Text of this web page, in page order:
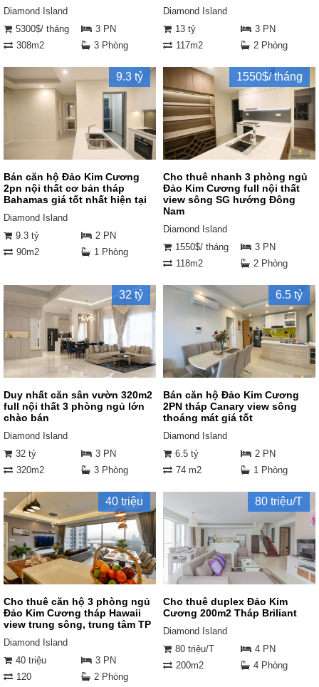
Diamond Island
5300$/ tháng
3 PN
308m2
3 Phòng
Diamond Island
13 tỷ
3 PN
117m2
2 Phòng
9.3 tỷ
Bán căn hộ Đảo Kim Cương
2pn nội thất cơ bản tháp
Bahamas giá tốt nhất hiện tại
Diamond Island
9.3 tỷ
2 PN
90m2
1 Phòng
1550$/ tháng
Cho thuê nhanh 3 phòng ngủ
Đảo Kim Cương full nội thất
view sông SG hướng Đông
Nam
Diamond Island
1550$/ tháng
3 PN
118m2
2 Phòng
32 tỷ
Duy nhất căn sân vườn 320m2
full nội thất 3 phòng ngủ lớn
chào bán
Diamond Island
32 tỷ
3 PN
320m2
3 Phòng
6.5 tỷ
Bán căn hộ Đảo Kim Cương
2PN tháp Canary view sông
thoáng mát giá tốt
Diamond Island
6.5 tỷ
2 PN
74 m2
1 Phòng
40 triệu
Cho thuê căn hộ 3 phòng ngủ
Đảo Kim Cương tháp Hawaii
view trung sông, trung tâm TP
Diamond Island
40 triệu
3 PN
120
2 Phòng
80 triệu/T
Cho thuê duplex Đảo Kim
Cương 200m2 Tháp Briliant
Diamond Island
80 triệu/T
4 PN
200m2
4 Phòng